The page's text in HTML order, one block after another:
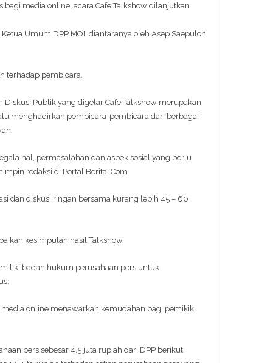
media online, acara Cafe Talkshow dilanjutkan
Umum DPP MOI, diantaranya oleh Asep Saepuloh
terhadap pembicara.
Publik yang digelar Cafe Talkshow merupakan
menghadirkan pembicara-pembicara dari berbagai
hal, permasalahan dan aspek sosial yang perlu
redaksi di Portal Berita. Com.
dan diskusi ringan bersama kurang lebih 45 – 60
kesimpulan hasil Talkshow.
badan hukum perusahaan pers untuk
online menawarkan kemudahan bagi pemikik
pers sebesar 4,5 juta rupiah dari DPP berikut